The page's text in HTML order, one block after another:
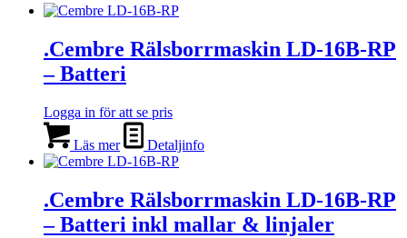
.Cembre Rälsborrmaskin LD-16B-RP
– Batteri
Logga in för att se pris
Läs mer Detaljinfo
.Cembre Rälsborrmaskin LD-16B-RP
– Batteri inkl mallar & linjaler